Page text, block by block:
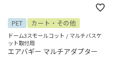
PET カート・その他
ドーム3スモールコット / マルチバスケ
ット取付用
エアバギー マルチアダプター